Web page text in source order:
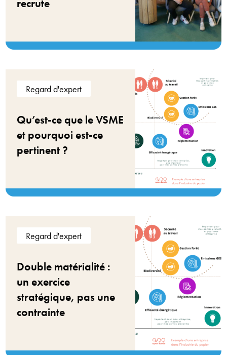
recrute
Regard d'expert
Qu’est-ce que le VSME
et pourquoi est-ce
pertinent ?
Regard d'expert
Double matérialité :
un exercice
stratégique, pas une
contrainte